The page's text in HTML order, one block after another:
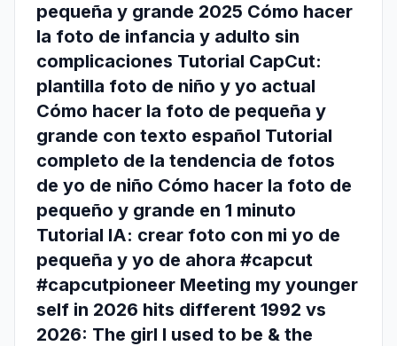
pequeña y grande 2025 Cómo hacer
la foto de infancia y adulto sin
complicaciones Tutorial CapCut:
plantilla foto de niño y yo actual
Cómo hacer la foto de pequeña y
grande con texto español Tutorial
completo de la tendencia de fotos
de yo de niño Cómo hacer la foto de
pequeño y grande en 1 minuto
Tutorial IA: crear foto con mi yo de
pequeña y yo de ahora #capcut
#capcutpioneer Meeting my younger
self in 2026 hits different 1992 vs
2026: The girl I used to be & the